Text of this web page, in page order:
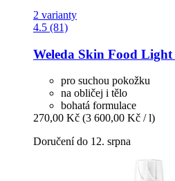
2 varianty
4.5 (81)
Weleda Skin Food
pro suchou pokožku
na obličej i tělo
bohatá formulace
270,00 Kč (3 600,00 Kč / l)
Doručení do 12. srpna